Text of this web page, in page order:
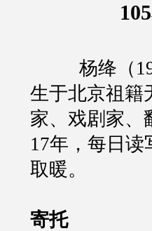
杨绛（
生于北京祖籍
家、戏剧家、
17年，每日读
取暖。
寄托